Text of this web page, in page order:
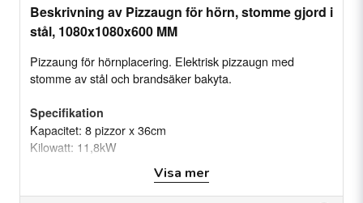
Beskrivning av Pizzaugn för hörn, stomme gjord i
stål, 1080x1080x600 MM
Pizzaung för hörnplacering. Elektrisk pizzaugn med
stomme av stål och brandsäker bakyta.
Specifikation
Kapacitet: 8 pizzor x 36cm
Kilowatt: 11,8kW
Temperaturområde: 50 °C / 500 °C
Visa mer